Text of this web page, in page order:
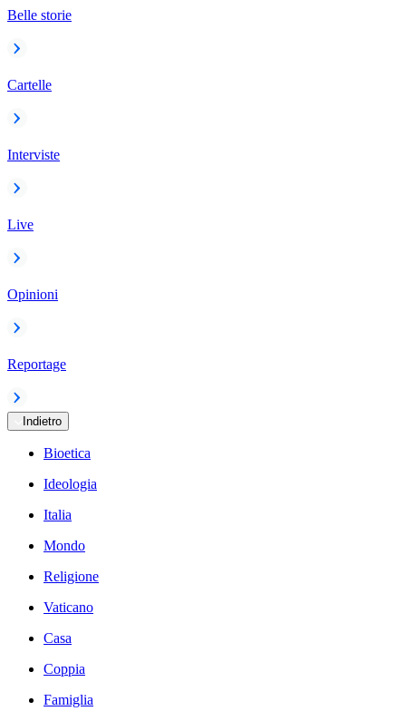
Belle storie
Cartelle
Interviste
Live
Opinioni
Reportage
Indietro
Bioetica
Ideologia
Italia
Mondo
Religione
Vaticano
Casa
Coppia
Famiglia